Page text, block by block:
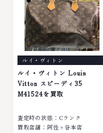
かでも金・プラチナ等のアクセサ
リー・貴金属・宝石・ダイヤモン
ド・ジュエリーや ブランド品・
時計等は特に自信を持って、高額
査定を実現しております。 古く
て使わなくなってしまったアクセ
サリー、動かなくなってしまった
腕時計、多くのお品物の高価買取
りを実現しており、他店ではお値
段の付かなかったお品物でも、一
点一点丁寧に無料で査定します。
0120-959-764営業時間: 10:00
～19:00定休日: 年中無休
ルイ・ヴィトン
ルイ・ヴィトン Louis
Vitton スピーディ35
M41524を買取
査定時の状態：Cランク
買取店舗：阿佐ヶ谷本店